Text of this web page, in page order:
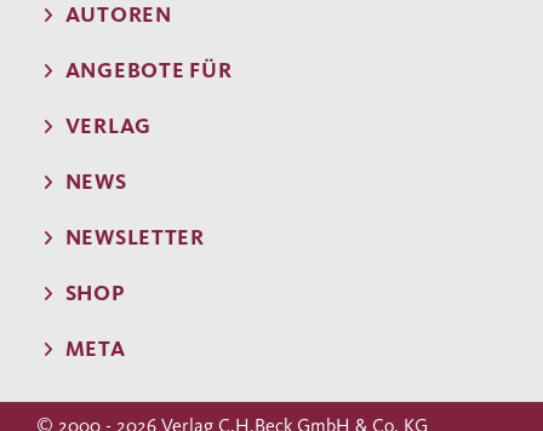
AUTOREN
ANGEBOTE FÜR
VERLAG
NEWS
NEWSLETTER
SHOP
META
© 2000 - 2026 Verlag C.H.Beck GmbH & Co. KG